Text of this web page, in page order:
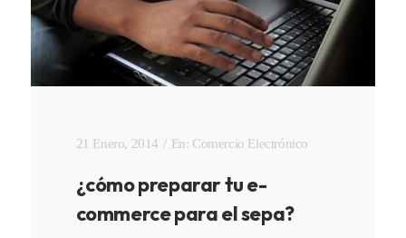
21 Enero, 2014 En: Comercio Electrónico
¿cómo preparar tu e-
commerce para el sepa?